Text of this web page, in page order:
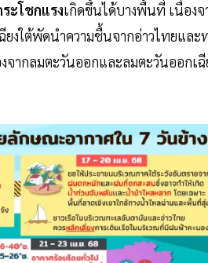
ะโชกแรงเกิดขึ้นได้บางพื้นที่ เนื่อง
ใต้พัดนำความชื้นจากอ่าวไทยและ
จากลมตะวันออกและลมตะวันออก